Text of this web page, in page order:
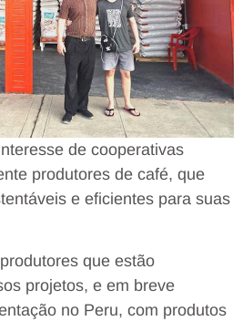
de cooperativas
produtores de café, que
e eficientes para suas
que estão
projetos, e em breve
no Peru, com produtos